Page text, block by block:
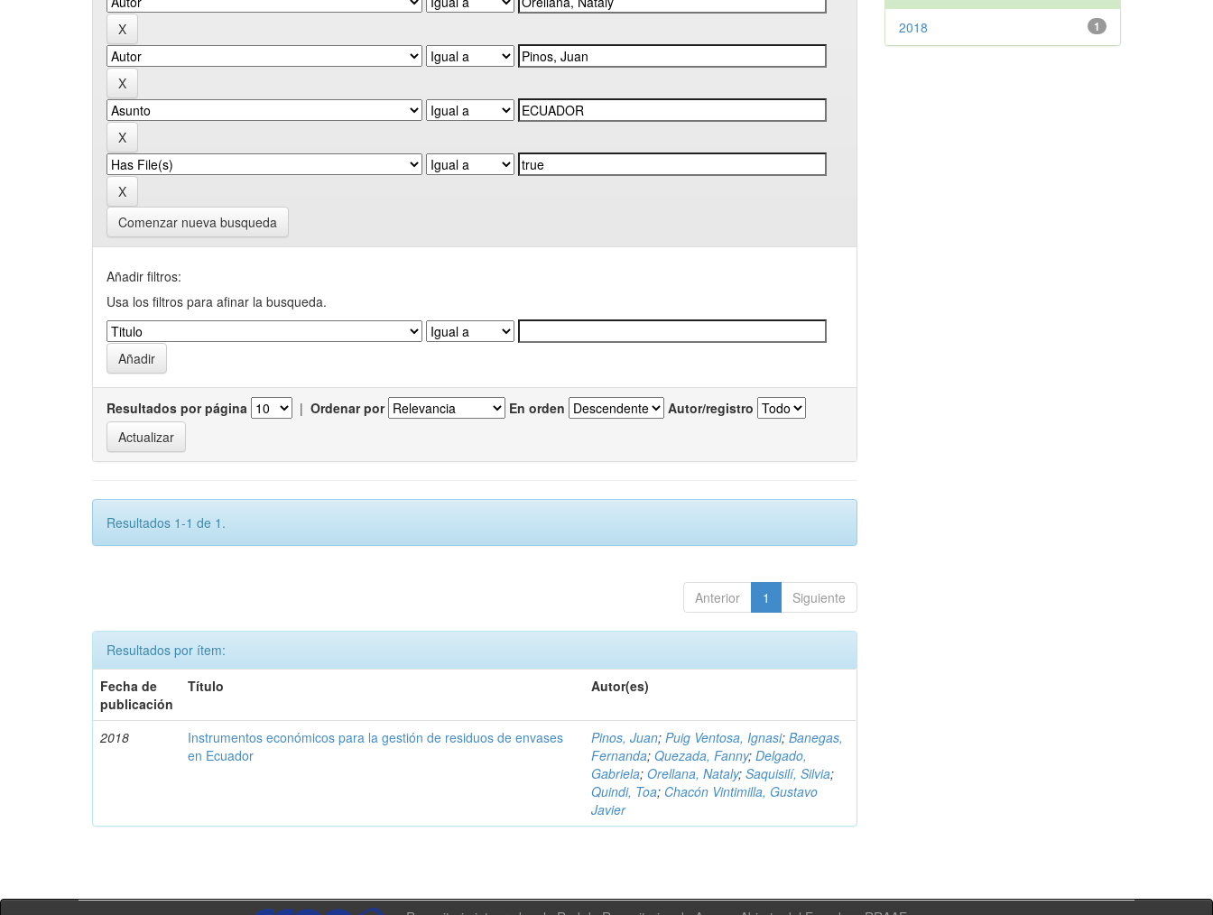
Comenzar nueva busqueda
Añadir filtros:
Usa los filtros para afinar la busqueda.
Resultados por página | Ordenar por En orden Autor/registro
Resultados 1-1 de 1.
Anterior 1 Siguiente
Resultados por ítem:
Fecha de
publicación
Título Autor(es)
2018
Instrumentos económicos para la gestión de residuos de envases
en Ecuador
Pinos, Juan;Puig Ventosa, Ignasi;Banegas,
Fernanda;Quezada, Fanny;Delgado,
Gabriela;Orellana, Nataly;Saquisilí, Silvia;
Quindi, Toa; Chacón Vintimilla, Gustavo
Javier
1
2018